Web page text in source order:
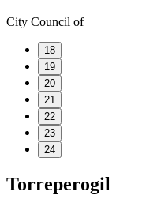
City Council of
18
19
20
21
22
23
24
Torreperogil